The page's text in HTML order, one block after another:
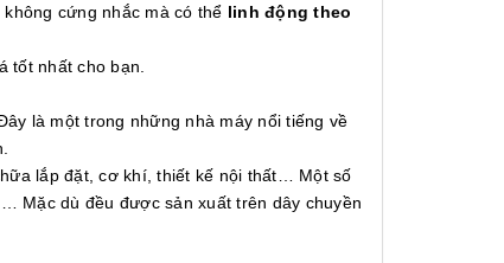
cứng nhắc mà có thể linh động theo
tốt nhất cho bạn.
là một trong những nhà máy nổi tiếng về
lắp đặt, cơ khí, thiết kế nội thất… Một số
Mặc dù đều được sản xuất trên dây chuyền